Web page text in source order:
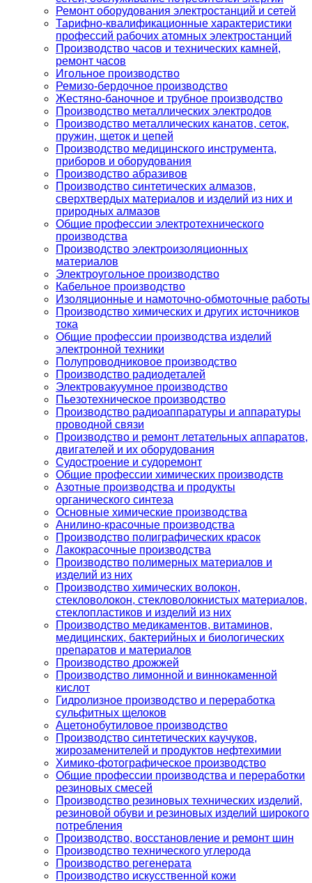
Ремонт оборудования электростанций и сетей
Тарифно-квалификационные характеристики
профессий рабочих атомных электростанций
Производство часов и технических камней,
ремонт часов
Игольное производство
Ремизо-бердочное производство
Жестяно-баночное и трубное производство
Производство металлических электродов
Производство металлических канатов, сеток,
пружин, щеток и цепей
Производство медицинского инструмента,
приборов и оборудования
Производство абразивов
Производство синтетических алмазов,
сверхтвердых материалов и изделий из них и
природных алмазов
Общие профессии электротехнического
производства
Производство электроизоляционных
материалов
Электроугольное производство
Кабельное производство
Изоляционные и намоточно-обмоточные работы
Производство химических и других источников
тока
Общие профессии производства изделий
электронной техники
Полупроводниковое производство
Производство радиодеталей
Электровакуумное производство
Пьезотехническое производство
Производство радиоаппаратуры и аппаратуры
проводной связи
Производство и ремонт летательных аппаратов,
двигателей и их оборудования
Судостроение и судоремонт
Общие профессии химических производств
Азотные производства и продукты
органического синтеза
Основные химические производства
Анилино-красочные производства
Производство полиграфических красок
Лакокрасочные производства
Производство полимерных материалов и
изделий из них
Производство химических волокон,
стекловолокон, стекловолокнистых материалов,
стеклопластиков и изделий из них
Производство медикаментов, витаминов,
медицинских, бактерийных и биологических
препаратов и материалов
Производство дрожжей
Производство лимонной и виннокаменной
кислот
Гидролизное производство и переработка
сульфитных щелоков
Ацетонобутиловое производство
Производство синтетических каучуков,
жирозаменителей и продуктов нефтехимии
Химико-фотографическое производство
Общие профессии производства и переработки
резиновых смесей
Производство резиновых технических изделий,
резиновой обуви и резиновых изделий широкого
потребления
Производство, восстановление и ремонт шин
Производство технического углерода
Производство регенерата
Производство искусственной кожи